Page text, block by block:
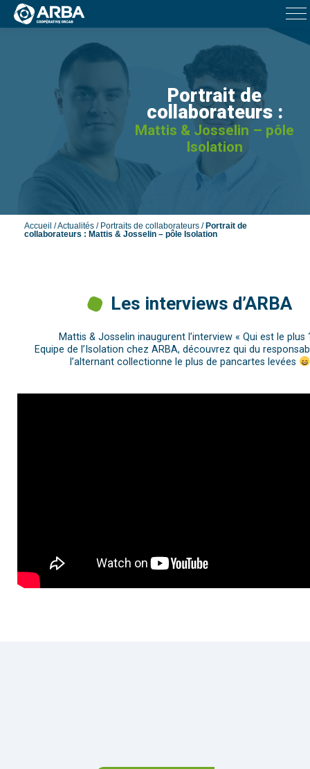
Portrait de
collaborateurs :
Mattis & Josselin – pôle
Isolation
Accueil /Actualités / Portraits de collaborateurs / Portrait de
collaborateurs : Mattis & Josselin – pôle Isolation
Les interviews d’ARBA
Mattis & Josselin inaugurent l’interview « Qui est le plus
Equipe de l’Isolation chez ARBA, découvrez qui du
l’alternant collectionne le plus de pancartes levées